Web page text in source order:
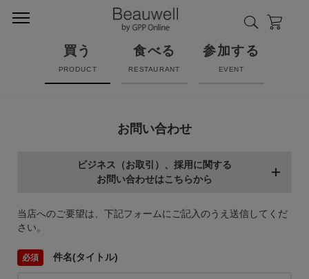
買う
PRODUCT
食べる
RESTAURANT
参加する
EVENT
お問い合わせ
ビジネス（お取引）、採用に関する
お問い合わせはこちらから
当店へのご要望は、下記フォームにご記入のうえ送信してくだ
さい。
件名(タイトル)